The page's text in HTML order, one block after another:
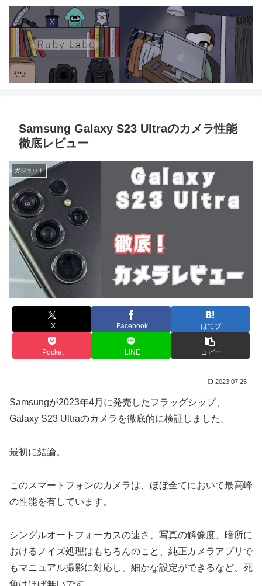
Samsung Galaxy S23 Ultraのカメラ性能
徹底レビュー
ガジェット
X Facebook はてブ
Pocket LINE コピー
2023.07.25
Samsungが2023年4月に発売したフラッグシップ、
Galaxy S23 Ultraのカメラを徹底的に検証しました。
最初に結論。
このスマートフォンのカメラは、ほぼ全てにおいて最高峰
の性能を有しています。
シングルオートフォーカスの速さ、写真の解像度、暗所に
おけるノイズ処理はもちろんのこと、純正カメラアプリで
もマニュアル撮影に対応し、細かな設定ができるなど、死
角はほぼ無いです。